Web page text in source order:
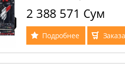
RAID (0, 1, 5, 10), 2 x 1 GB
sound Realtek ALC1150
technology, Full ATX
2 388 571 Сум
Подробнее